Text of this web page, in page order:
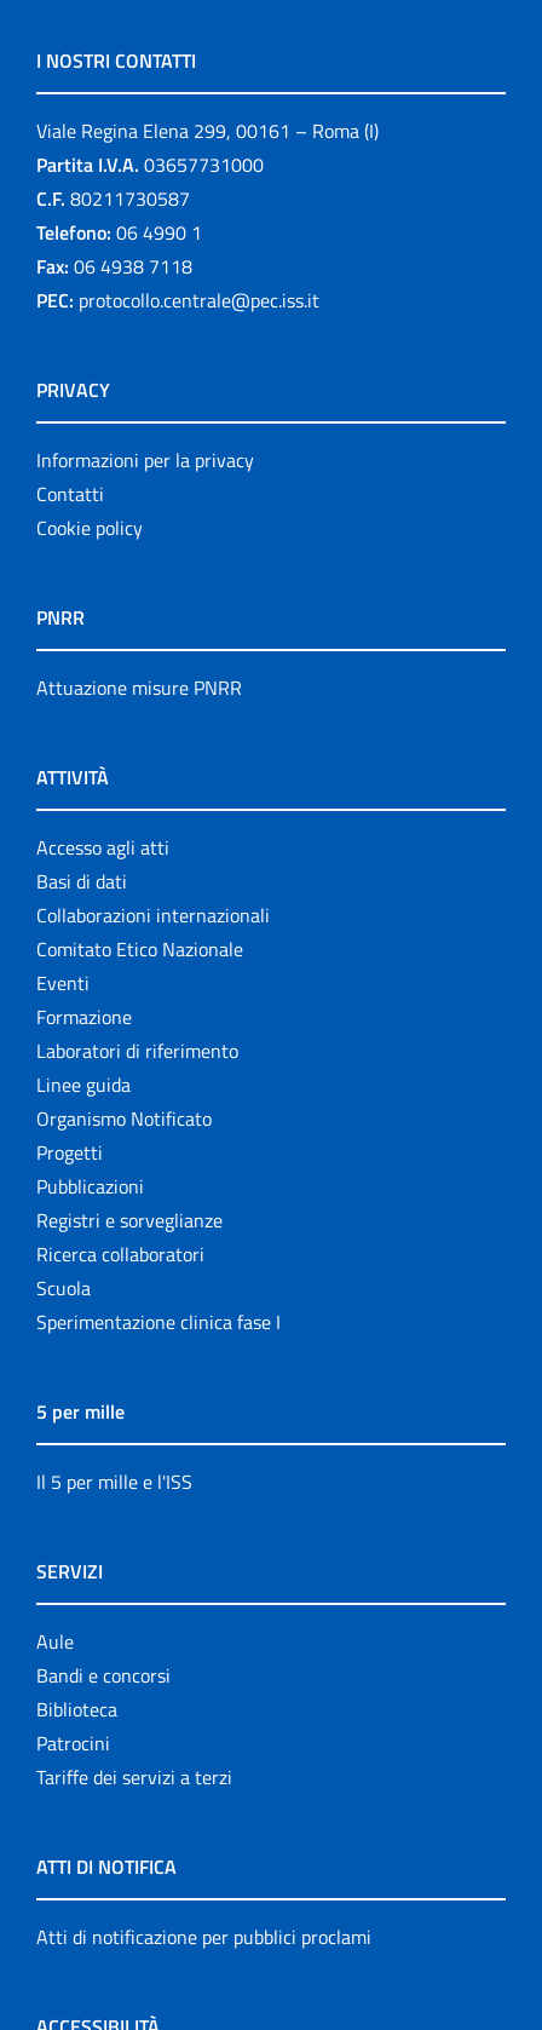
I NOSTRI CONTATTI
Viale Regina Elena 299, 00161 – Roma (I)
Partita I.V.A. 03657731000
C.F. 80211730587
Telefono: 06 4990 1
Fax: 06 4938 7118
PEC: protocollo.centrale@pec.iss.it
PRIVACY
Informazioni per la privacy
Contatti
Cookie policy
PNRR
Attuazione misure PNRR
ATTIVITÀ
Accesso agli atti
Basi di dati
Collaborazioni internazionali
Comitato Etico Nazionale
Eventi
Formazione
Laboratori di riferimento
Linee guida
Organismo Notificato
Progetti
Pubblicazioni
Registri e sorveglianze
Ricerca collaboratori
Scuola
Sperimentazione clinica fase I
5 per mille
Il 5 per mille e l'ISS
SERVIZI
Aule
Bandi e concorsi
Biblioteca
Patrocini
Tariffe dei servizi a terzi
ATTI DI NOTIFICA
Atti di notificazione per pubblici proclami